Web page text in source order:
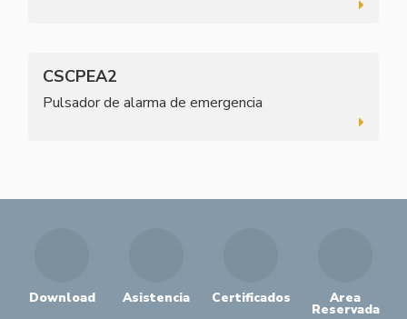
CSCPEA2
Pulsador de alarma de emergencia
Download Asistencia Certificados Area
Reservada